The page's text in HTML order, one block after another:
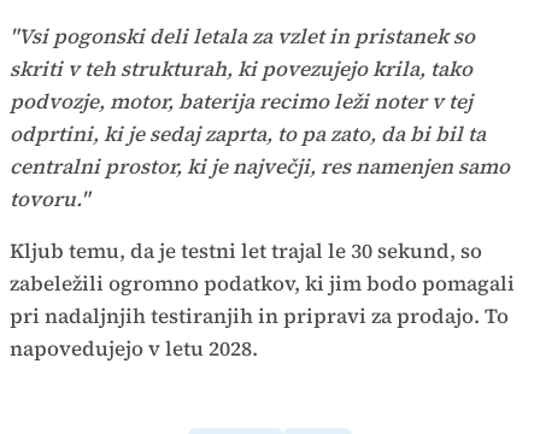
"Vsi pogonski deli letala za vzlet in pristanek so
skriti v teh strukturah, ki povezujejo krila, tako
podvozje, motor, baterija recimo leži noter v tej
odprtini, ki je sedaj zaprta, to pa zato, da bi bil ta
centralni prostor, ki je največji, res namenjen samo
tovoru."
Kljub temu, da je testni let trajal le 30 sekund, so
zabeležili ogromno podatkov, ki jim bodo pomagali
pri nadaljnjih testiranjih in pripravi za prodajo. To
napovedujejo v letu 2028.